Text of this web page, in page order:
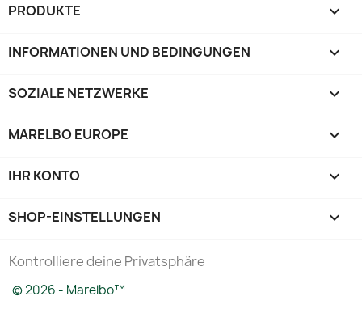
PRODUKTE 
INFORMATIONEN UND BEDINGUNGEN 
SOZIALE NETZWERKE 
MARELBO EUROPE 
IHR KONTO 
SHOP-EINSTELLUNGEN keyboard_arrow_down
Kontrolliere deine Privatsphäre
© 2026 - Marelbo™